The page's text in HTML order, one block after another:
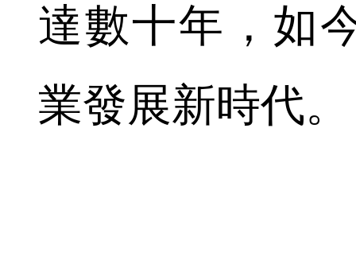
達數十年，如
業發展新時代。